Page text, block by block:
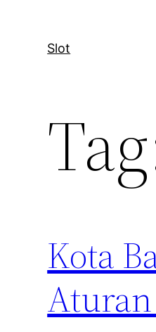
Slot
Kota